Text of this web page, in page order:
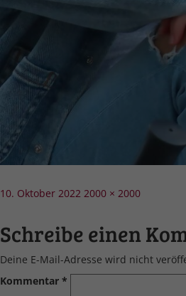
Veröffentlicht
10. Oktober 2022 Volle
2000 × 2000
Schreibe einen
Deine E-Mail-Adresse wird nicht
Kommentar *